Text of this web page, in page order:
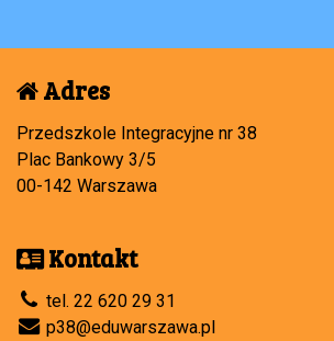
Adres
Przedszkole Integracyjne nr 38
Plac Bankowy 3/5
00-142 Warszawa
Kontakt
tel. 22 620 29 31
p38@eduwarszawa.pl